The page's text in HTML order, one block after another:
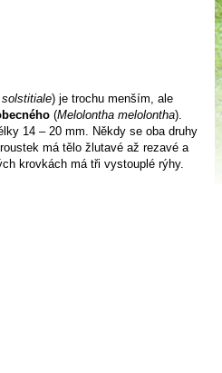
) je trochu menším, ale
(Melolontha melolontha).
14 – 20 mm. Někdy se oba druhy
má tělo žlutavé až rezavé a
krovkách má tři vystouplé rýhy.